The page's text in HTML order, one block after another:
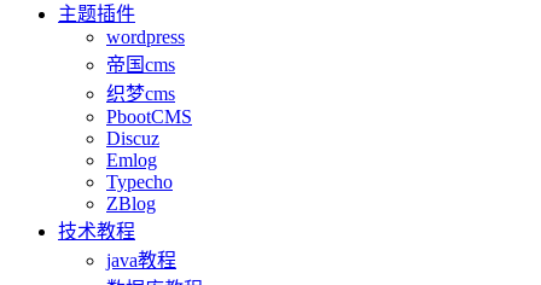
主题插件
wordpress
帝国cms
织梦cms
PbootCMS
Discuz
Emlog
Typecho
ZBlog
技术教程
java教程